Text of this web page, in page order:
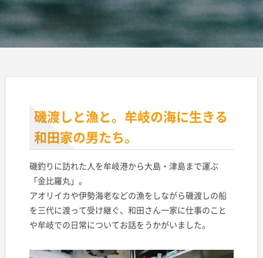
磯渡しと漁と。牟岐の海に生きる
和田家の男たち。
磯釣りに訪れた人を牟岐港から大島・津島まで運ぶ
「金比羅丸」。
アオリイカや伊勢海老などの漁をしながら磯渡しの船
を三代に渡って受け継ぐ、和田さん一家に仕事のこと
や牟岐での日常についてお話をうかがいました。